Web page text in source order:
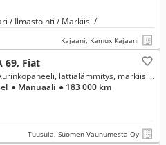
/ Ilmastointi / Markiisi /
Kajaani, Kamux Kajaani
69, Fiat
2.3, Alkovi, Aurinkopaneeli, lattialämmitys, markiisi, p-teline, vuodepaikat jopa seitsemälle, takakylppäri, suihku, 2 x renkaat YM
● Manuaali ● 183 000 km
Tuusula, Suomen Vaunumesta Oy